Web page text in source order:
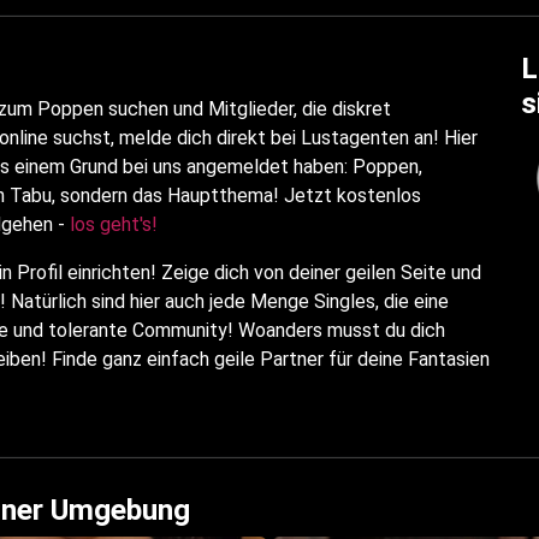
Poppen suchen und Mitglieder, die diskret
suchst, melde dich direkt bei Lustagenten an! Hier
einem Grund bei uns angemeldet haben: Poppen,
sondern das Hauptthema! Jetzt kostenlos
- los geht's!
Profil einrichten! Zeige dich von deiner geilen Seite und
sind hier auch jede Menge Singles, die eine
tolerante Community! Woanders musst du dich
Finde ganz einfach geile Partner für deine Fantasien
Umgebung